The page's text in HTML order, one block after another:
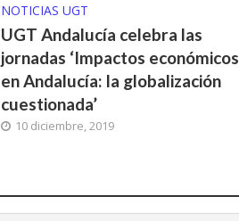
NOTICIAS UGT
UGT Andalucía celebra las
jornadas ‘Impactos económicos
en Andalucía: la globalización
cuestionada’
10 diciembre, 2019